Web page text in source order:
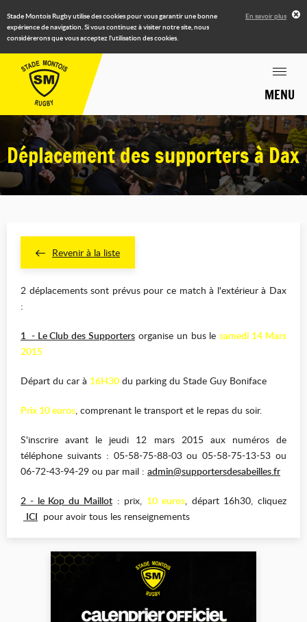
Stade Montois Rugby utilise des cookies pour vous garantir une bonne
expérience de navigation. Si vous continuez à visiter notre site, nous
considérerons que vous acceptez l'utilisation des cookies.
En savoir plus
MENU
Déplacement des supporters à Dax
Revenir à la liste
2 déplacements sont prévus pour ce match à l'extérieur à Dax
:
1 - Le Club des Supporters organise un bus lesamedi 14 Mars
2015
Départ du car à 16H30 du parking du Stade Guy Boniface
Prix 10 euros, comprenant le transport et le repas du soir.
S'inscrire avant le jeudi 12 mars 2015 aux numéros de
téléphone suivants : 05-58-75-88-03 ou 05-58-75-13-53 ou
06-72-43-94-29 ou par mail : admin@supportersdesabeilles.fr
2 - le Kop du Maillot: prix, 10 euros, départ 16h30, cliquez
ICI pour avoir tous les renseignements